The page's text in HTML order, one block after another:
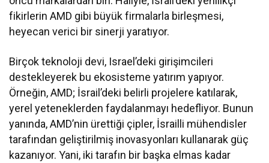
fikirlerin AMD gibi büyük firmalarla birleşmesi,
heyecan verici bir sinerji yaratıyor.
Birçok teknoloji devi, Israel’deki girişimcileri
destekleyerek bu ekosisteme yatırım yapıyor.
Örneğin, AMD; İsrail’deki belirli projelere katılarak,
yerel yeteneklerden faydalanmayı hedefliyor. Bunun
yanında, AMD’nin ürettiği çipler, İsrailli mühendisler
tarafından geliştirilmiş inovasyonları kullanarak güç
kazanıyor. Yani, iki tarafın bir başka elmas kadar